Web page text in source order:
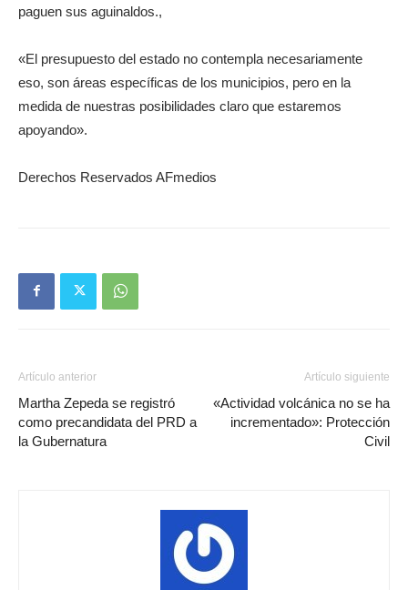
paguen sus aguinaldos.,
«El presupuesto del estado no contempla necesariamente
eso, son áreas específicas de los municipios, pero en la
medida de nuestras posibilidades claro que estaremos
apoyando».
Derechos Reservados AFmedios
Artículo anterior
Martha Zepeda se registró
como precandidata del PRD a
la Gubernatura
Artículo siguiente
«Actividad volcánica no se ha
incrementado»: Protección
Civil